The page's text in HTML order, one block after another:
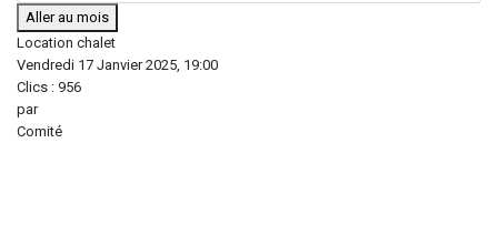
Aller au mois
Location chalet
Vendredi 17 Janvier 2025, 19:00
Clics : 956
par
Comité